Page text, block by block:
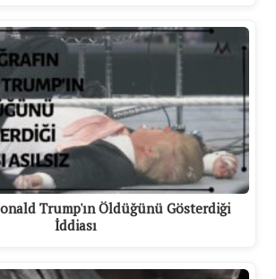
Trump'ın Öldüğünü Gösterdiği
İddiası